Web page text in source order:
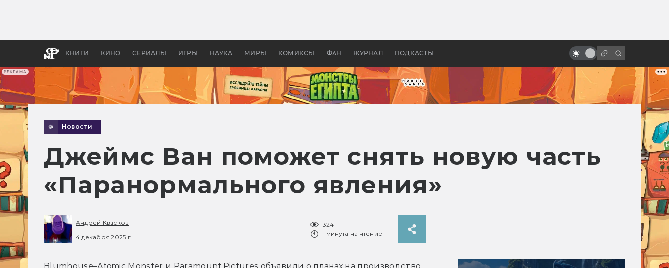
РЕКЛАМА
КНИГИ КИНО СЕРИАЛЫ ИГРЫ НАУКА МИРЫ КОМИКСЫ ФАН ЖУРНАЛ ПОДКАСТЫ
апокалипсис, в России —
бы «Властелина колец»
младшего
Новости
Джеймс Ван поможет снять новую часть
«Паранормального явления»
Андрей Квасков
4 декабря 2025 г.
324
1 минута на чтение
Blumhouse–Atomic Monster и Paramount Pictures объявили о планах на производство